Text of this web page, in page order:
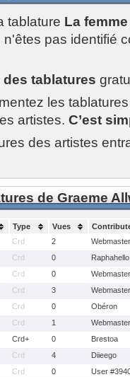
tablature La
pas identifié
des tablatures
les
artistes. C’est
des artistes
de Graeme
Type Vues
Crd 2
Crd 0
Raphahello
Crd 0
Crd 3
Crd 0
Obéron
Crd 1
Crd+ 0
Brestoa
Crd 4
Diieego
Crd 0
User